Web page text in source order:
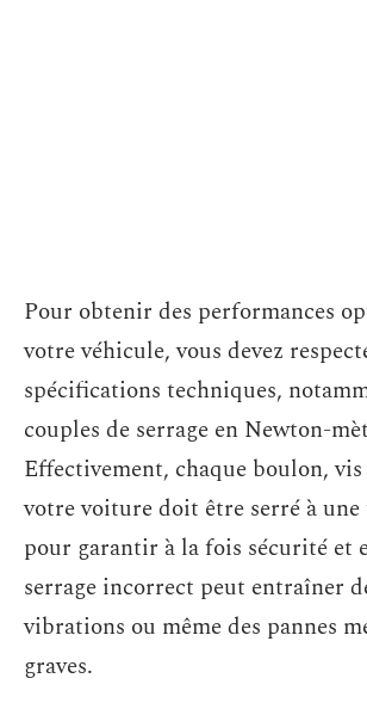
Pour obtenir des performances
votre véhicule, vous devez
spécifications techniques,
couples de serrage en Newton-
Effectivement, chaque boulon,
votre voiture doit être serré à
pour garantir à la fois sécurité et
serrage incorrect peut entraîner
vibrations ou même des pannes
graves.